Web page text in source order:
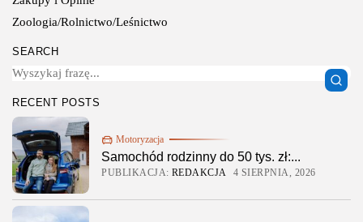
Zoologia/Rolnictwo/Leśnictwo
SEARCH
RECENT POSTS
Motoryzacja
Samochód rodzinny do 50 tys. zł:...
PUBLIKACJA: REDAKCJA 4 SIERPNIA, 2026